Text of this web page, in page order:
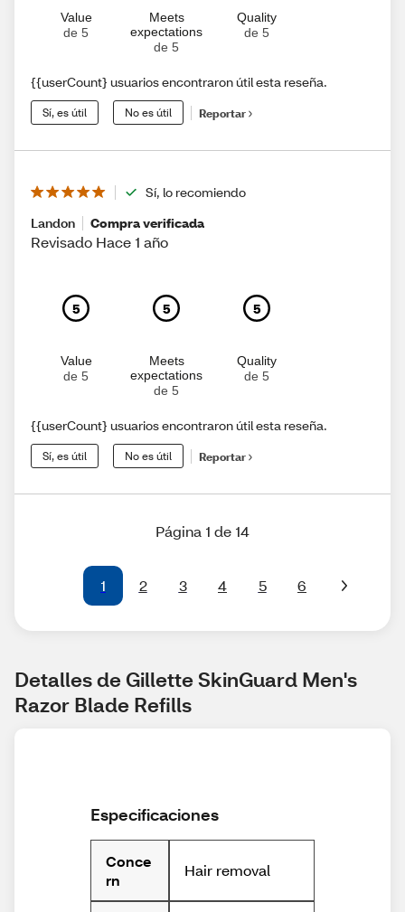
Value
de 5
Meets
expectations
de 5
Quality
de 5
{{userCount} usuarios encontraron útil esta reseña.
Sí, es útil No es útil Reportar
Sí, lo recomiendo
Landon
Compra verificada
Revisado Hace 1 año
5
Value
de 5
5
Meets
expectations
de 5
5
Quality
de 5
{{userCount} usuarios encontraron útil esta reseña.
Sí, es útil No es útil Reportar
Página 1 de 14
1 2 3 4 5 6
Detalles de Gillette SkinGuard Men's
Razor Blade Refills
Especificaciones
Conce
rn
Hair removal